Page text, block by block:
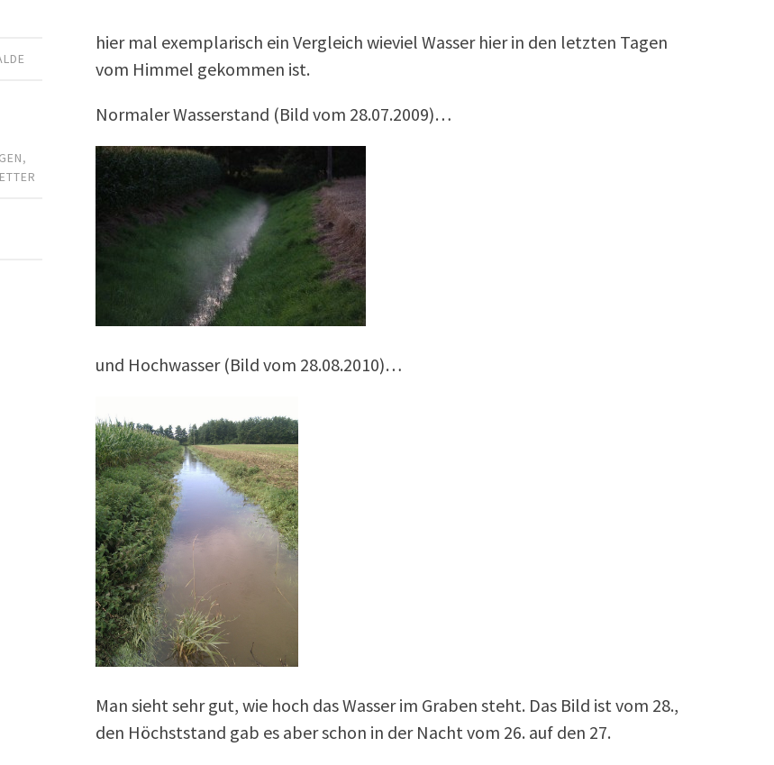
,
hier mal exemplarisch ein Vergleich wieviel Wasser hier in den letzten Tagen
vom Himmel gekommen ist.
Normaler Wasserstand (Bild vom 28.07.2009)…
und Hochwasser (Bild vom 28.08.2010)…
Man sieht sehr gut, wie hoch das Wasser im Graben steht. Das Bild ist vom 28.,
den Höchststand gab es aber schon in der Nacht vom 26. auf den 27.